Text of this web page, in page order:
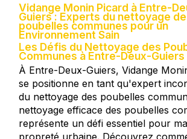
Vidange Monin Picard à Entre-
Guiers : Experts du nettoyage
poubelles communes pour un
Environnement Sain
Les Défis du Nettoyage des
Communes à Entre-Deux-Guiers
À Entre-Deux-Guiers, Vidange
se positionne en tant qu'expert
du nettoyage des poubelles
nettoyage efficace des poubelles
représente un défi essentiel pour
propreté urbaine. Découvrez